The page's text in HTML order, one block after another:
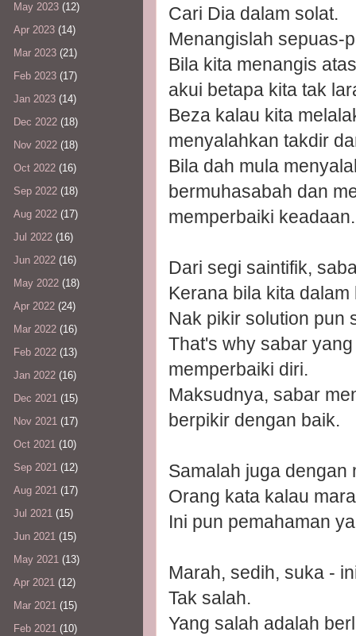
Cari Dia dalam solat.
Menangislah sepuas-
Bila kita menangis
akui betapa kita tak
Beza kalau kita
menyalahkan takdir
Bila dah mula
bermuhasabah dan
memperbaiki keadaan.
Dari segi saintifik,
Kerana bila kita
Nak pikir solution pun
That's why sabar
memperbaiki diri.
Maksudnya, sabar
berpikir dengan baik.
Samalah juga dengan
Orang kata kalau
Ini pun pemahaman
Marah, sedih, suka -
Tak salah.
Yang salah adalah
May 2023 (12)
Apr 2023 (14)
Mar 2023 (21)
Feb 2023 (17)
Jan 2023 (14)
Dec 2022 (18)
Nov 2022 (18)
Oct 2022 (16)
Sep 2022 (18)
Aug 2022 (17)
Jul 2022 (16)
Jun 2022 (16)
May 2022 (18)
Apr 2022 (24)
Mar 2022 (16)
Feb 2022 (13)
Jan 2022 (16)
Dec 2021 (15)
Nov 2021 (17)
Oct 2021 (10)
Sep 2021 (12)
Aug 2021 (17)
Jul 2021 (15)
Jun 2021 (15)
May 2021 (13)
Apr 2021 (12)
Mar 2021 (15)
Feb 2021 (10)